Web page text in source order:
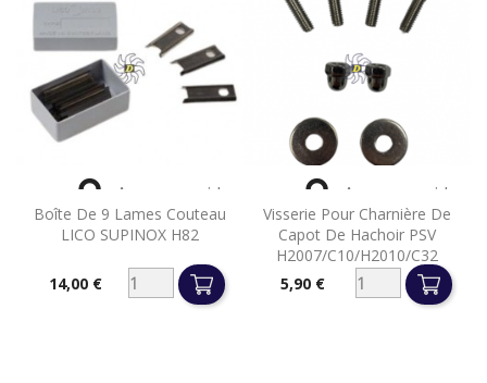
Boîte De 9 Lames Couteau
LICO SUPINOX H82
14,00 €
 Aperçu rapide
Visserie Pour Charnière De
Capot De Hachoir PSV
H2007/C10/H2010/C32
5,90 €
 Aperçu rapide